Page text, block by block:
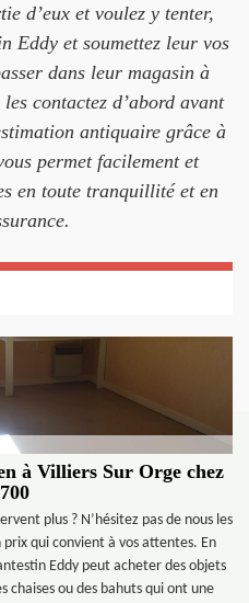
d’eux et voulez y tenter,
Eddy et soumettez leur vos
dans leur magasin à
contactez d’abord avant
antiquaire grâce à
permet facilement et
en toute tranquillité et en
à Villiers Sur Orge chez
plus ? N’hésitez pas de nous les
qui convient à vos attentes. En
Eddy peut acheter des objets
chaises ou des bahuts qui ont une